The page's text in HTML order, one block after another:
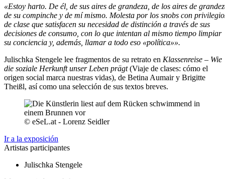
«Estoy harto. De él, de sus aires de grandeza, de los aires de
de su compinche y de mí mismo. Molesta por los snobs con
de clase que satisfacen su necesidad de distinción a través de sus
decisiones de consumo, con lo que intentan al mismo tiempo limpiar
su conciencia y, además, llamar a todo eso «política»».
Julischka Stengele lee fragmentos de su retrato en Klassenreise – Wie
die soziale Herkunft unser Leben prägt(Viaje de clases: cómo el
origen social marca nuestras vidas), de Betina Aumair y Brigitte
Theißl, así como una selección de sus textos breves.
© eSeL.at - Lorenz Seidler
Ir a la exposición
Artistas participantes
Julischka Stengele